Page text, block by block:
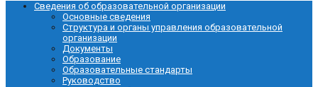
Сведения об образовательной организации
Основные сведения
Структура и органы управления образовательной
организации
Документы
Образование
Образовательные стандарты
Руководство